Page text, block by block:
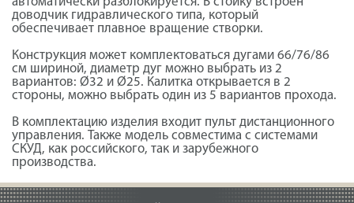
доводчик гидравлического типа, который
обеспечивает плавное вращение створки.
Конструкция может комплектоваться дугами 66/76/86
см шириной, диаметр дуг можно выбрать из 2
вариантов: Ø32 и Ø25. Калитка открывается в 2
стороны, можно выбрать один из 5 вариантов прохода.
В комплектацию изделия входит пульт дистанционного
управления. Также модель совместима с системами
СКУД, как российского, так и зарубежного
производства.